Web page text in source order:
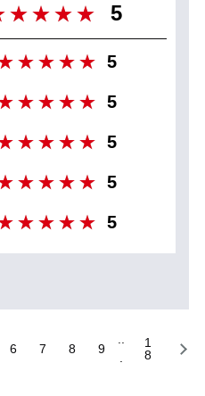
5
5
5
5
5
5
6 7 8 9
1
8